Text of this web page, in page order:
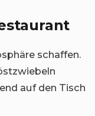
schaffen.
auf den Tisch